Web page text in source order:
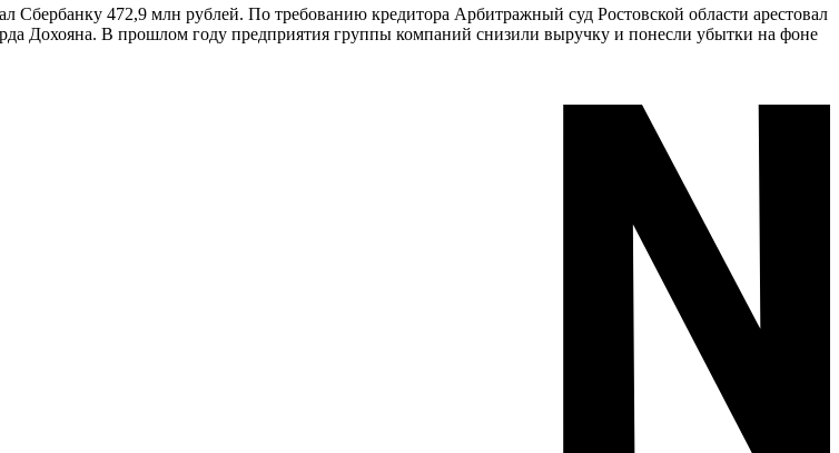
472,9 млн рублей. По требованию кредитора Арбитражный суд Ростовской области арестовал
Дохояна. В прошлом году предприятия группы компаний снизили выручку и понесли убытки на фоне